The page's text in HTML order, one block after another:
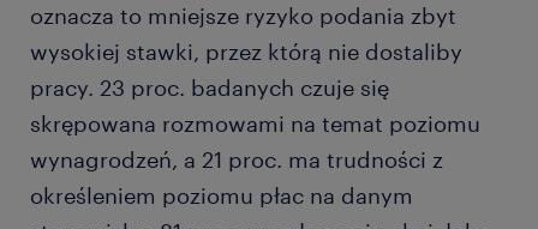
oznacza to mniejsze ryzyko podania zbyt
wysokiej stawki, przez którą nie dostaliby
pracy. 23 proc. badanych czuje się
skrępowana rozmowami na temat poziomu
wynagrodzeń, a 21 proc. ma trudności z
określeniem poziomu płac na danym